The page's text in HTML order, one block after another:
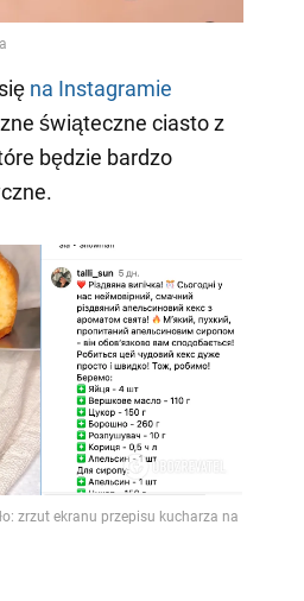
na Instagramie
świąteczne ciasto z
będzie bardzo